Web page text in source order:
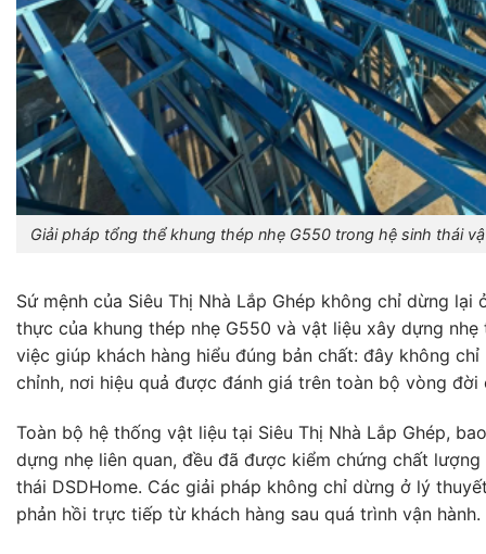
Giải pháp tổng thể khung thép nhẹ G550 trong hệ sinh thái
Sứ mệnh của Siêu Thị Nhà Lắp Ghép không chỉ dừng
thực của khung thép nhẹ G550 và vật liệu xây dựng
việc giúp khách hàng hiểu đúng bản chất: đây không
chỉnh, nơi hiệu quả được đánh giá trên toàn bộ vòng
Toàn bộ hệ thống vật liệu tại Siêu Thị Nhà Lắp Ghép,
dựng nhẹ liên quan, đều đã được kiểm chứng chất
thái DSDHome. Các giải pháp không chỉ dừng ở lý
phản hồi trực tiếp từ khách hàng sau quá trình vận hành.